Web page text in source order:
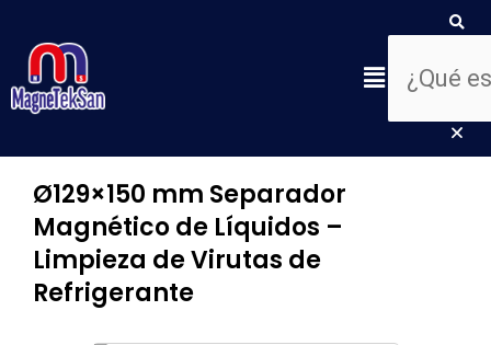
contenido
Menú
de
Ø129×150 mm Separador
Magnético de Líquidos –
Limpieza de Virutas de
Refrigerante